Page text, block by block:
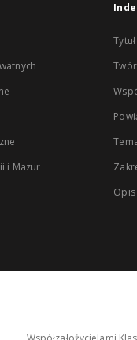
i Mazur
Tytuł
Opis